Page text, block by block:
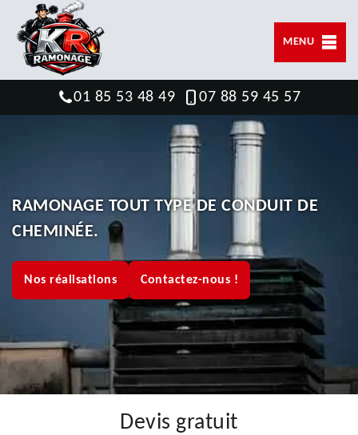
MENU
01 85 53 48 49 07 88 59 45 57
RAMONAGE TOUT TYPE DE CONDUIT DE
CHEMINÉE.
Nos réalisations Contactez-nous !
Devis gratuit